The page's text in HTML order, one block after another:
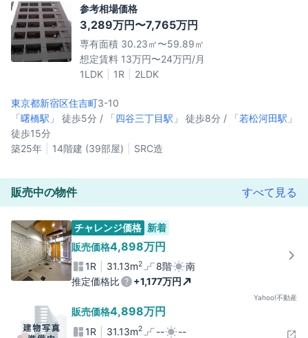
参考相場価格
3,289万円〜7,765万円
専有面積 30.23㎡〜59.89㎡
想定賃料 13万円〜24万円/月
1LDK
1R 2LDK
東京都新宿区住吉町3-10
「曙橋駅 」 徒歩5分 / 「四谷三丁目駅 」 徒歩8分 / 「若松河田駅 」
徒歩15分
築25年
14階建 (39部屋) SRC造
販売中の物件 すべて見る
チャレンジ価格 新着
販売価格4,898万円
1R 31.13m2 8階
南
推定価格比
+1,177万円
Yahoo!不動産
販売価格4,898万円
1R 31.13m2 -- --